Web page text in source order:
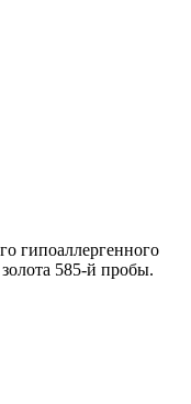
гипоаллергенного
585-й пробы.